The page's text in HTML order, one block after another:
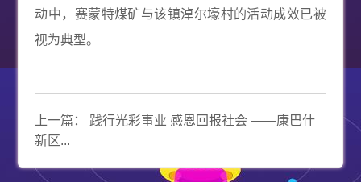
动中，赛蒙特煤矿与该镇淖尔壕村的活动成效已被
视为典型。
上一篇： 践行光彩事业 感恩回报社会 ——康巴什
新区...